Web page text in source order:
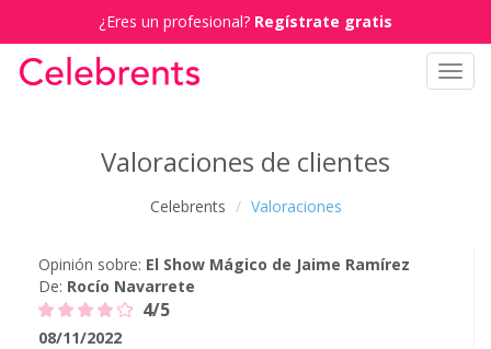
¿Eres un profesional? Regístrate gratis
Valoraciones de clientes
Celebrents Valoraciones
Opinión sobre: El Show Mágico de Jaime Ramírez
De: Rocío Navarrete
4/5
08/11/2022